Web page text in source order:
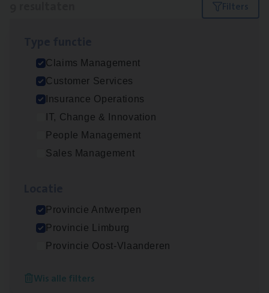
Filters
Claims Management
Customer Services
Insurance Operations
IT, Change & Innovation
People Management
Sales Management
Provincie Antwerpen
Provincie Limburg
Provincie Oost-Vlaanderen
Wis alle filters
Dos­sier­be­heer­der ver­ze­ke­rin­gen — Soci­al
Pro­fit en Public
Insurance Operations
Antwerpen
Antwerpen
Benefits